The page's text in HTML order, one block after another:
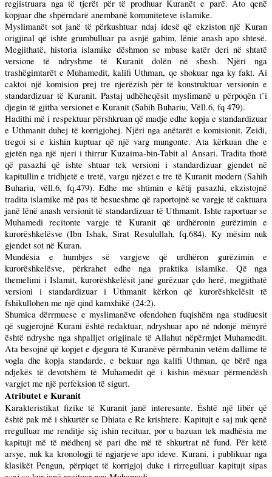
regjistruara nga të tjerët për të prodhuar Kuranët e parë. Ato qenë
kopjuar dhe shpërndarë anembanë komuniteteve islamike.
Myslimanët sot janë të përkushtuar ndaj idesë që ekziston një Kuran
origjinal që ishte grumbulluar pa asnjë gabim, lënie anash apo shtesë.
Megjithatë, historia islamike dëshmon se mbase katër deri në shtatë
versione të ndryshme të Kuranit dolën në shesh. Njëri nga
trashëgimtarët e Muhamedit, kalifi Uthman, qe shokuar nga ky fakt. Ai
caktoi një komision prej tre njerëzish për të konstruktuar versionin e
standardizuar të Kuranit. Pastaj udhëheqësit myslimanë u përpoqën t’i
djegin të gjitha versionet e Kuranit (Sahih Buhariu, Vëll.6, fq 479).
Hadithi më i respektuar përshkruan që madje edhe kopja e standardizuar
e Uthmanit duhej të korrigjohej. Njëri nga anëtarët e komisionit, Zeidi,
tregoi si e kishin kuptuar që një varg mungonte. Ata kërkuan dhe e
gjetën nga një njeri i thirrur Kuzaima-bin-Tabit al Ansari. Tradita thotë
që pasazhi që ishte shtuar tek versioni i standardizuar gjendet në
kapitullin e tridhjetë e tretë, vargu njëzet e tre të Kuranit modern (Sahih
Buhariu, vëll.6, fq.479). Edhe me shtimin e këtij pasazhi, ekzistojnë
tradita islamike më pas të besueshme që raportojnë se vargje të caktuara
janë lënë anash versionit të standardizuar të Uthmanit. Ishte raportuar se
Muhamedi recitonte vargje të Kuranit që urdhëronin gurëzimin e
kurorëshkelësve (Ibn Ishak, Sirat Resulullah, fq.684). Ky mësim nuk
gjendet sot në Kuran.
Mundësia e humbjes së vargjeve që urdhëron gurëzimin e
kurorëshkelësve, përkrahet edhe nga praktika islamike. Që nga
themelimi i Islamit, kurorëshkelësit janë gurëzuar çdo herë, megjithatë
versioni i standardizuar i Uthmanit kërkon që kurorëshkelësit të
fshikullohen me një qind kamxhikë (24:2).
Shumica dërrmuese e myslimanëve ofendohen fuqishëm nga studiuesit
që sugjerojnë Kurani është redaktuar, ndryshuar apo në ndonjë mënyrë
është ndryshe nga shpalljet origjinale të Allahut nëpërmjet Muhamedit.
Ata besojnë që kopjet e djegura të Kuranëve përmbanin vetëm dallime të
vogla dhe kopja standarde, e bekuar nga kalifi Uthman, qe bërë nga
ndjekës të devotshëm të Muhamedit që i kishin mësuar përmendësh
vargjet me një perfeksion të sigurt.
Atributet e Kuranit
Karakteristikat fizike të Kuranit janë interesante. Është një libër që
është pak më i shkurtër se Dhiata e Re krishtere. Kapitujt e saj nuk qenë
rregulluar me renditje siç ishin recituar, por u bazuan tek madhësia me
kapitujt më të mëdhenj së pari dhe më të shkurtrat në fund. Për këtë
arsye, nuk ka kronologji të ngjarjeve apo ideve. Kurani, i publikuar nga
klasikët Pengun, përpiqet të korrigjoj duke i rirregulluar kapitujt sipas